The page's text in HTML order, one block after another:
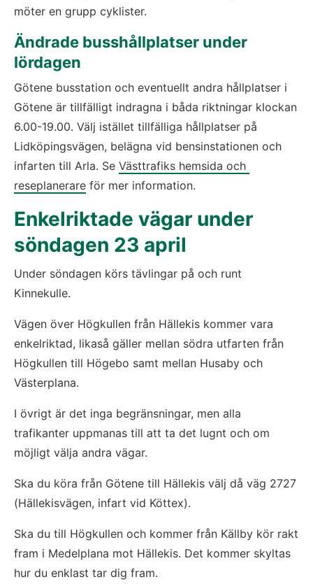
möter en grupp cyklister.
​Ändrade busshållplatser under
lördagen
Götene busstation och eventuellt andra hållplatser i
Götene är tillfälligt indragna i båda riktningar klockan
6.00-19.00. Välj istället tillfälliga hållplatser på
Lidköpingsvägen, belägna vid bensinstationen och
infarten till Arla. Se Västtrafiks hemsida och
reseplanerare för mer information.
Enkelriktade vägar under
söndagen 23 april
Under söndagen körs tävlingar på och runt
Kinnekulle.
Vägen över Högkullen från Hällekis kommer vara
enkelriktad, likaså gäller mellan södra utfarten från
Högkullen till Högebo samt mellan Husaby och
Västerplana.
I övrigt är det inga begränsningar, men alla
trafikanter uppmanas till att ta det lugnt och om
möjligt välja andra vägar.
Ska du köra från Götene till Hällekis välj då väg 2727
(Hällekisvägen, infart vid Köttex).
Ska du till Högkullen och kommer från Källby kör rakt
fram i Medelplana mot Hällekis. Det kommer skyltas
hur du enklast tar dig fram.